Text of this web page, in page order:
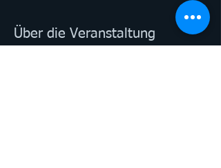
Über die Veranstaltung